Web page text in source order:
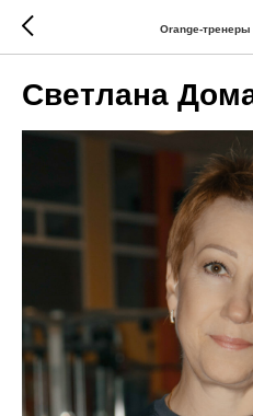
Orange-тренеры
Светлана